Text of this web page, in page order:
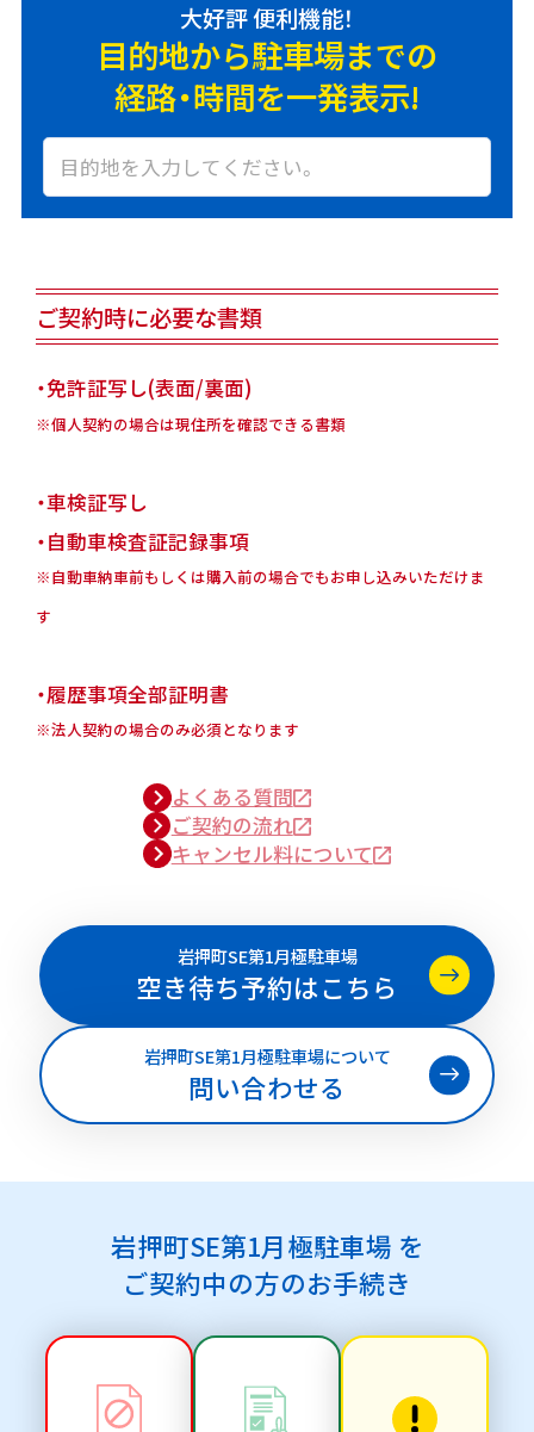
大好評 便利機能！
目的地から駐車場までの
経路・時間を一発表示!
ご契約時に必要な書類
・免許証写し(表面/裏面)
※個人契約の場合は現住所を確認できる書類
・車検証写し
・自動車検査証記録事項
※自動車納車前もしくは購入前の場合でもお申し込みいただけま
す
・履歴事項全部証明書
※法人契約の場合のみ必須となります
よくある質問
ご契約の流れ
キャンセル料について
岩押町SE第1月極駐車場
空き待ち予約はこちら
岩押町SE第1月極駐車場について
問い合わせる
岩押町SE第1月極駐車場 を
ご契約中の方のお手続き